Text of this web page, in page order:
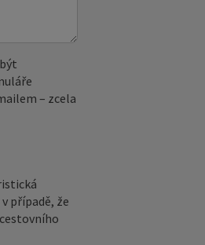
– zcela
případě, že